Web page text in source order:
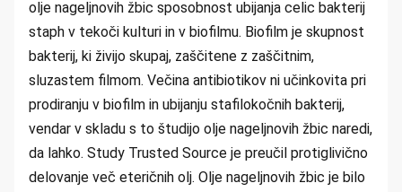
olje nageljnovih žbic sposobnost ubijanja celic bakterij
staph v tekoči kulturi in v biofilmu. Biofilm je skupnost
bakterij, ki živijo skupaj, zaščitene z zaščitnim,
sluzastem filmom. Večina antibiotikov ni učinkovita pri
prodiranju v biofilm in ubijanju stafilokočnih bakterij,
vendar v skladu s to študijo olje nageljnovih žbic naredi,
da lahko. Study Trusted Source je preučil protiglivično
delovanje več eteričnih olj. Olje nageljnovih žbic je bilo